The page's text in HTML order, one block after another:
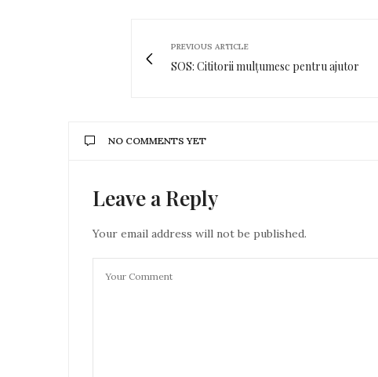
PREVIOUS ARTICLE
SOS: Cititorii mulțumesc pentru ajutor
NO COMMENTS YET
Leave a Reply
Your email address will not be published.